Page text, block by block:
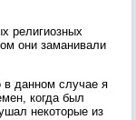
религиозных
они заманивали
данном случае я
когда был
некоторые из